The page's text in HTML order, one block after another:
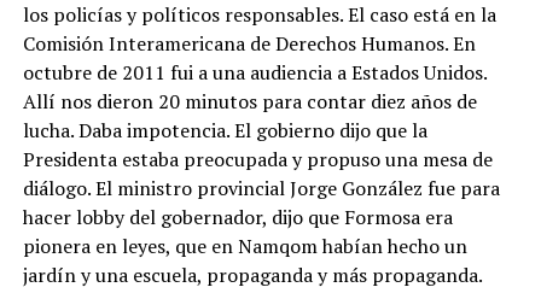
los policías y políticos responsables. El caso está en la
Comisión Interamericana de Derechos Humanos. En
octubre de 2011 fui a una audiencia a Estados Unidos.
Allí nos dieron 20 minutos para contar diez años de
lucha. Daba impotencia. El gobierno dijo que la
Presidenta estaba preocupada y propuso una mesa de
diálogo. El ministro provincial Jorge González fue para
hacer lobby del gobernador, dijo que Formosa era
pionera en leyes, que en Namqom habían hecho un
jardín y una escuela, propaganda y más propaganda.